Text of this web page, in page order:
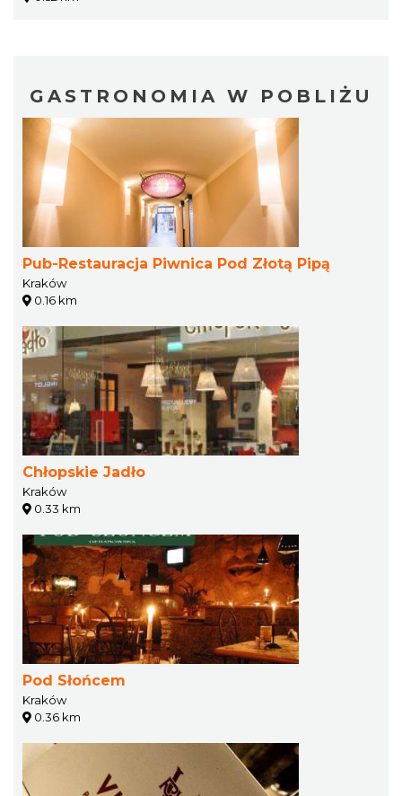
GASTRONOMIA W POBLIŻU
Pub-Restauracja Piwnica Pod Złotą Pipą
Kraków
0.16 km
Chłopskie Jadło
Kraków
0.33 km
Pod Słońcem
Kraków
0.36 km